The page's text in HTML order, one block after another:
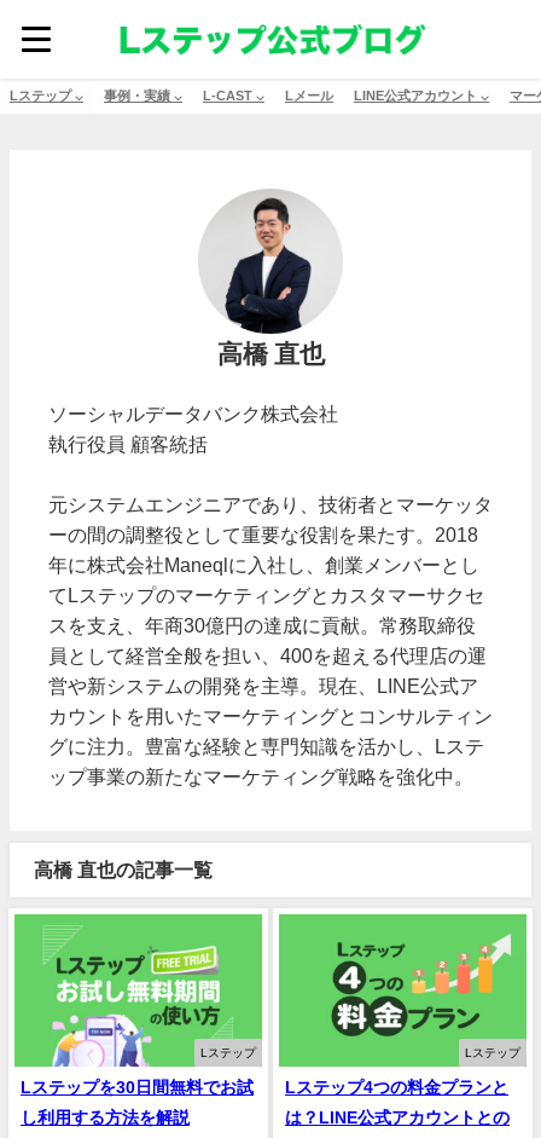
Lステップ ⌵ 事例・実績 ⌵ L-CAST ⌵ Lメール LINE公式アカウント ⌵ マー
高橋 直也
ソーシャルデータバンク株式会社
執行役員 顧客統括
元システムエンジニアであり、技術者とマーケッタ
ーの間の調整役として重要な役割を果たす。2018
年に株式会社Maneqlに入社し、創業メンバーとし
てLステップのマーケティングとカスタマーサクセ
スを支え、年商30億円の達成に貢献。常務取締役
員として経営全般を担い、400を超える代理店の運
営や新システムの開発を主導。現在、LINE公式ア
カウントを用いたマーケティングとコンサルティン
グに注力。豊富な経験と専門知識を活かし、Lステ
ップ事業の新たなマーケティング戦略を強化中。
高橋 直也の記事一覧
Lステップ
Lステップを30日間無料でお試
し利用する方法を解説
Lステップ
Lステップ4つの料金プランと
は？LINE公式アカウントとの